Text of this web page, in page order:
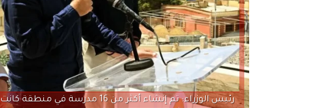
رئيس الوزراء: تم إنشاء أكثر من 16 مدرسة في منطقة كانت تفتقر للمدارس